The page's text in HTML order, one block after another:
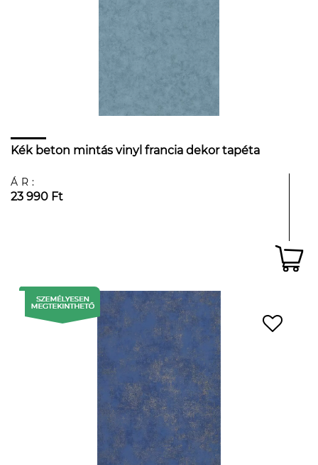
Kék beton mintás vinyl francia dekor tapéta
ÁR:
23 990 Ft